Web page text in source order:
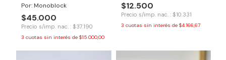
Por: Monoblock
$45.000
Precio s/imp. nac. : $37.190
3 cuotas sin interés de $15.000,00
$12.500
Precio s/imp. nac. : $10.331
3 cuotas sin interés de $4.166,67